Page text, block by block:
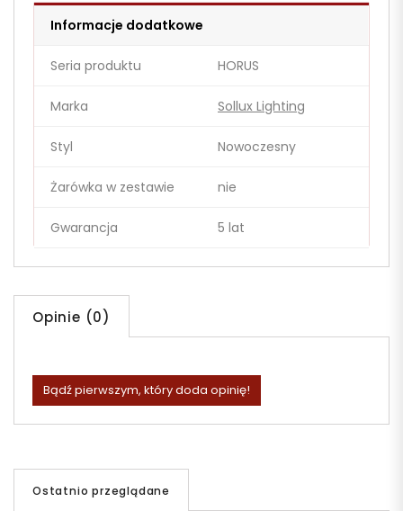
Informacje dodatkowe
Seria produktu HORUS
Marka Sollux Lighting
Styl Nowoczesny
Żarówka w zestawie nie
Gwarancja 5 lat
Opinie (0)
Bądź pierwszym, który doda opinię!
Ostatnio przeglądane